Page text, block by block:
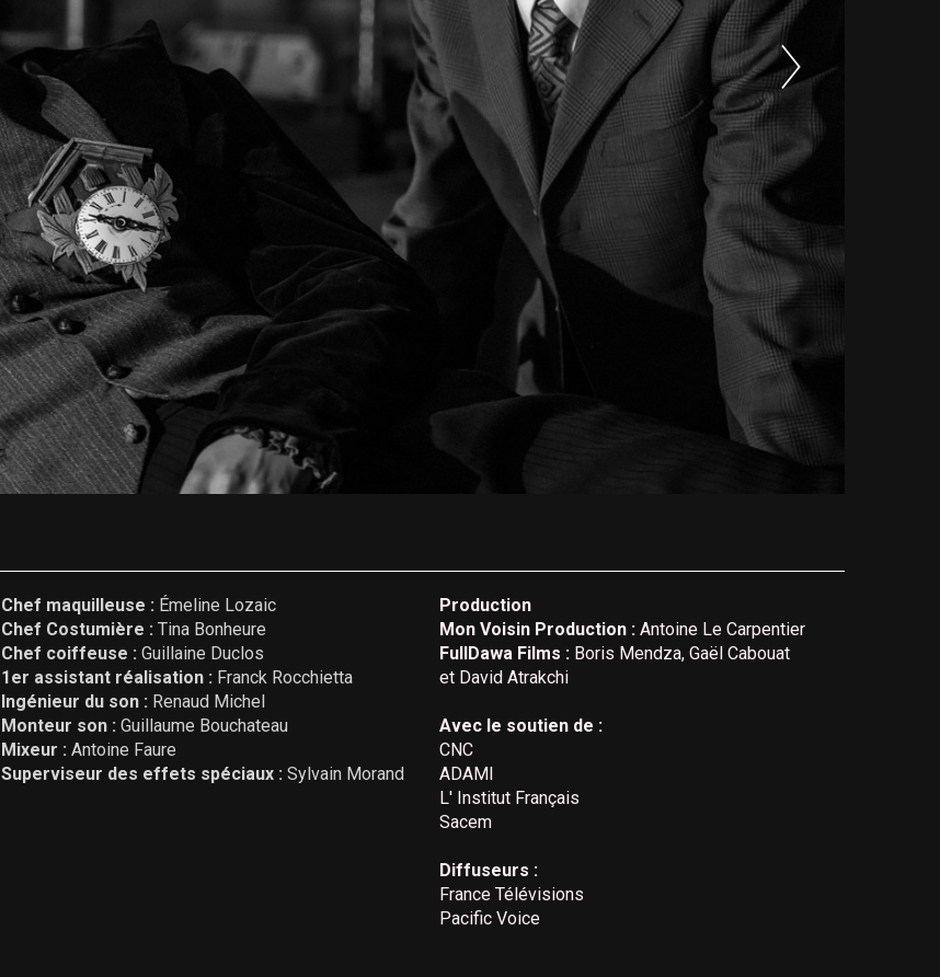
Chef maquilleuse : Émeline Lozaic
Chef Costumière : Tina Bonheure
Chef coiffeuse : Guillaine Duclos
1er assistant réalisation : Franck Rocchietta
Ingénieur du son : Renaud Michel
Monteur son : Guillaume Bouchateau
Mixeur : Antoine Faure
Superviseur des effets spéciaux : Sylvain Morand
Production
Mon Voisin Production : Antoine Le Carpentier
FullDawa Films : Boris Mendza, Gaël Cabouat
et David Atrakchi
Avec le soutien de :
CNC
ADAMI
L' Institut Français
Sacem
Diffuseurs :
France Télévisions
Pacific Voice